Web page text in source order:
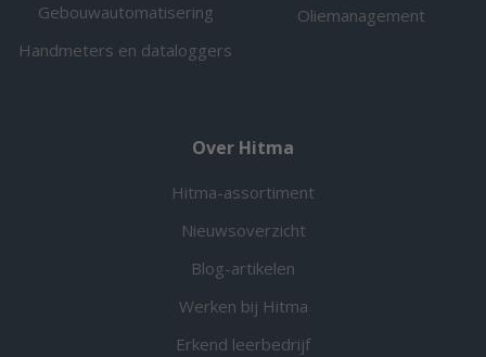
Gebouwautomatisering
Handmeters en dataloggers
Oliemanagement
Over Hitma
Hitma-assortiment
Nieuwsoverzicht
Blog-artikelen
Werken bij Hitma
Erkend leerbedrijf